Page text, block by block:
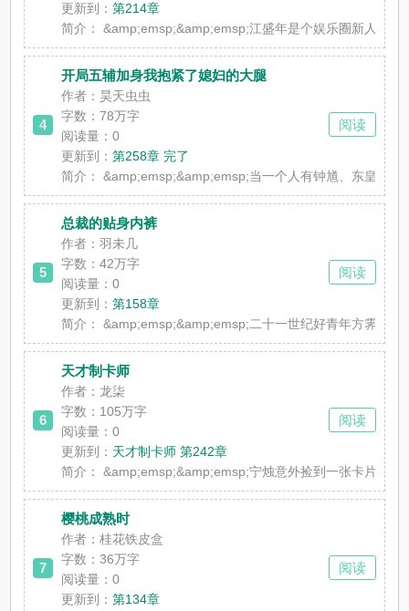
更新到：第214章
简介：
&amp;emsp;&amp;emsp;江盛年是个娱乐圈新人，
4
开局五辅加身我抱紧了媳妇的大腿
作者：昊天虫虫
字数：78万字
阅读量：0
更新到：第258章 完了
简介：
&amp;emsp;&amp;emsp;当一个人有钟馗、东皇、
阅读
5
总裁的贴身内裤
作者：羽未几
字数：42万字
阅读量：0
更新到：第158章
简介：
&amp;emsp;&amp;emsp;二十一世纪好青年方霁，
阅读
6
天才制卡师
作者：龙柒
字数：105万字
阅读量：0
更新到： 天才制卡师 第242章
简介：
&amp;emsp;&amp;emsp;宁烛意外捡到一张卡片，
阅读
7
樱桃成熟时
作者：桂花铁皮盒
字数：36万字
阅读量：0
更新到：第134章
阅读